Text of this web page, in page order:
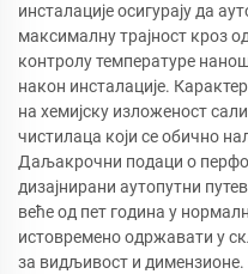
инсталације осигурају да
максималну трајност кроз
контролу температуре
након инсталације.
на хемијску изложеност
чистилаца који се обично
Даљакрочни подаци о
дизајнирани аутопутни
веће од пет година у
истовремено одржавати у
за видљивост и